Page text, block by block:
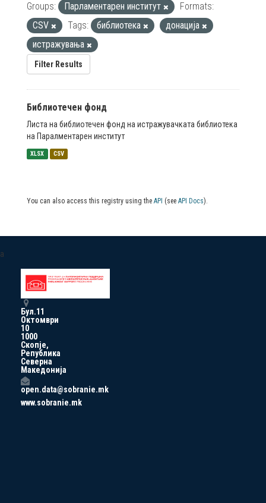
Groups: Парламентарен институт
Formats:
CSV
Tags: библиотека
донација
истражувања
Filter Results
Библиотечен фонд
Листа на библиотечен фонд на истражувачката библиотека
на Паралментарен институт
XLSX CSV
You can also access this registry using the API (see API Docs).
a
Бул.11
Октомври
10
1000
Скопје,
Република
Северна
Македонија
open.data@sobranie.mk
www.sobranie.mk